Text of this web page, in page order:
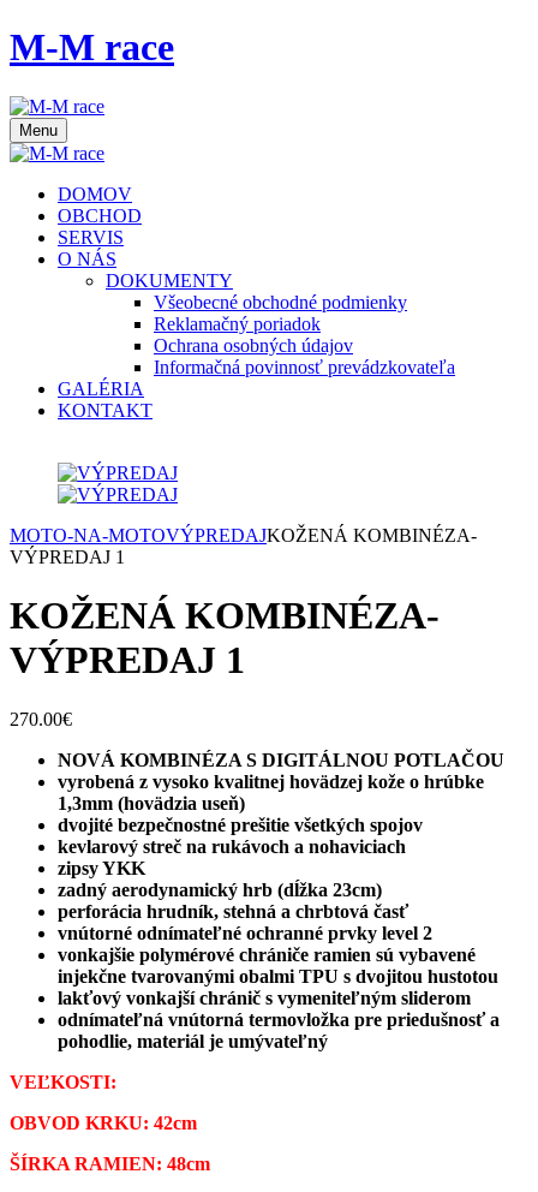
M-M race
Menu
DOMOV
OBCHOD
SERVIS
O NÁS
DOKUMENTY
Všeobecné obchodné podmienky
Reklamačný poriadok
Ochrana osobných údajov
Informačná povinnosť prevádzkovateľa
GALÉRIA
KONTAKT
MOTO-NA-MOTOVÝPREDAJKOŽENÁ KOMBINÉZA-
VÝPREDAJ 1
KOŽENÁ KOMBINÉZA-
VÝPREDAJ 1
270.00€
NOVÁ KOMBINÉZA S DIGITÁLNOU POTLAČOU
vyrobená z vysoko kvalitnej hovädzej kože o hrúbke
1,3mm (hovädzia useň)
dvojité bezpečnostné prešitie všetkých spojov
kevlarový streč na rukávoch a nohaviciach
zipsy YKK
zadný aerodynamický hrb (dĺžka 23cm)
perforácia hrudník, stehná a chrbtová časť
vnútorné odnímateľné ochranné prvky level 2
vonkajšie polymérové ​​chrániče ramien sú vybavené
injekčne tvarovanými obalmi TPU s dvojitou hustotou
lakťový vonkajší chránič s vymeniteľným sliderom
odnímateľná vnútorná termovložka pre priedušnosť a
pohodlie, materiál je umývateľný
VEĽKOSTI:
OBVOD KRKU: 42cm
ŠÍRKA RAMIEN: 48cm